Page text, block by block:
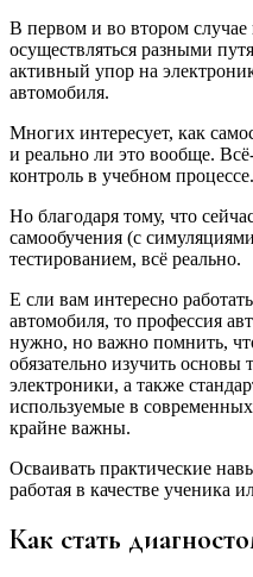
В первом и во втором случае
осуществляться разными
активный упор на
автомобиля.
Многих интересует, как
и реально ли это вообще.
контроль в учебном
Но благодаря тому, что
самообучения (с
тестированием, всё реально.
Е сли вам интересно
автомобиля, то профессия
нужно, но важно помнить,
обязательно изучить основы
электроники, а также
используемые в
крайне важны.
Осваивать практические
работая в качестве ученика
Как стать